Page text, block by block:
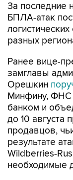
За последние
БПЛА-атак
разных
Ранее вице-
замглавы
Орешкин
Минфину, ФНС
банком и
до 10 августа
продавцов,
результате
Wildberries-
необходимые